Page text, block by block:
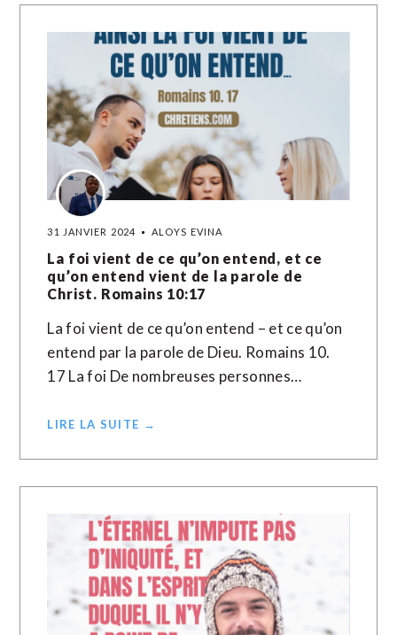
31 JANVIER 2024 ALOYS EVINA
La foi vient de ce qu’on entend, et ce
qu’on entend vient de la parole de
Christ. Romains 10:17
La foi vient de ce qu’on entend – et ce qu’on
entend par la parole de Dieu. Romains 10.
17 La foi De nombreuses personnes…
LIRE LA SUITE →